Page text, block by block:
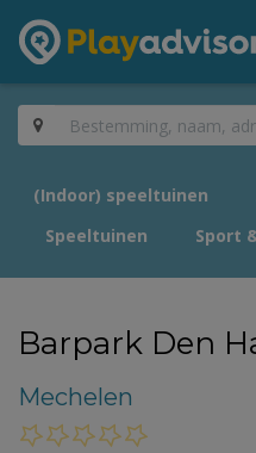
(Indoor) speeltuinen
Speeltuinen
Sport
Barpark Den
Mechelen